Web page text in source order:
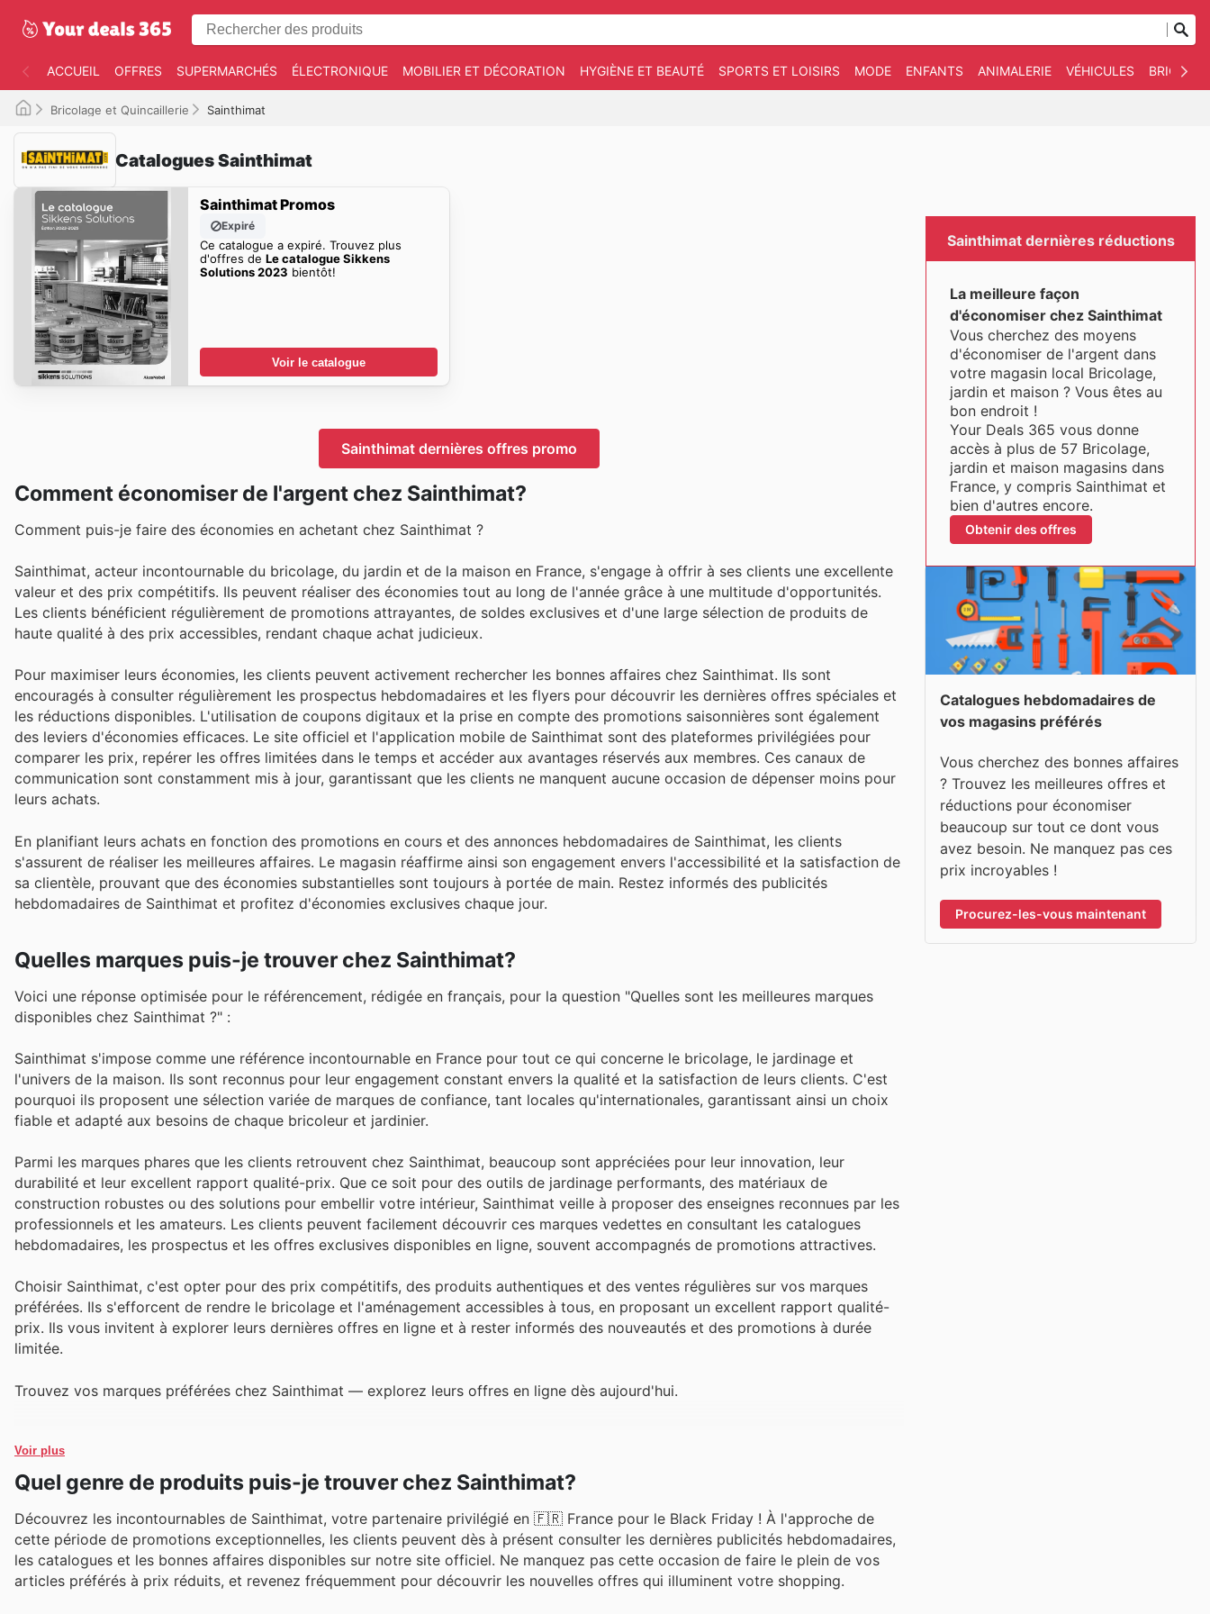
ACCUEIL OFFRES SUPERMARCHÉS ÉLECTRONIQUE MOBILIER ET DÉCORATION HYGIÈNE ET BEAUTÉ SPORTS ET LOISIRS MODE ENFANTS ANIMALERIE VÉHICULES
Bricolage et Quincaillerie Sainthimat
Catalogues Sainthimat
Sainthimat Promos
Expiré
Ce catalogue a expiré. Trouvez plus
d'offres de Le catalogue Sikkens
Solutions 2023 bientôt!
Voir le catalogue
Sainthimat dernières offres promo
Comment économiser de l'argent chez Sainthimat?
Comment puis-je faire des économies en achetant chez Sainthimat ?
Sainthimat, acteur incontournable du bricolage, du jardin et de la maison en France, s'engage à offrir à ses clients une excellente
valeur et des prix compétitifs. Ils peuvent réaliser des économies tout au long de l'année grâce à une multitude d'opportunités.
Les clients bénéficient régulièrement de promotions attrayantes, de soldes exclusives et d'une large sélection de produits de
haute qualité à des prix accessibles, rendant chaque achat judicieux.
Pour maximiser leurs économies, les clients peuvent activement rechercher les bonnes affaires chez Sainthimat. Ils sont
encouragés à consulter régulièrement les prospectus hebdomadaires et les flyers pour découvrir les dernières offres spéciales et
les réductions disponibles. L'utilisation de coupons digitaux et la prise en compte des promotions saisonnières sont également
des leviers d'économies efficaces. Le site officiel et l'application mobile de Sainthimat sont des plateformes privilégiées pour
comparer les prix, repérer les offres limitées dans le temps et accéder aux avantages réservés aux membres. Ces canaux de
communication sont constamment mis à jour, garantissant que les clients ne manquent aucune occasion de dépenser moins pour
leurs achats.
En planifiant leurs achats en fonction des promotions en cours et des annonces hebdomadaires de Sainthimat, les clients
s'assurent de réaliser les meilleures affaires. Le magasin réaffirme ainsi son engagement envers l'accessibilité et la satisfaction de
sa clientèle, prouvant que des économies substantielles sont toujours à portée de main. Restez informés des publicités
hebdomadaires de Sainthimat et profitez d'économies exclusives chaque jour.
Quelles marques puis-je trouver chez Sainthimat?
Voici une réponse optimisée pour le référencement, rédigée en français, pour la question "Quelles sont les meilleures marques
disponibles chez Sainthimat ?" :
Sainthimat s'impose comme une référence incontournable en France pour tout ce qui concerne le bricolage, le jardinage et
l'univers de la maison. Ils sont reconnus pour leur engagement constant envers la qualité et la satisfaction de leurs clients. C'est
pourquoi ils proposent une sélection variée de marques de confiance, tant locales qu'internationales, garantissant ainsi un choix
fiable et adapté aux besoins de chaque bricoleur et jardinier.
Parmi les marques phares que les clients retrouvent chez Sainthimat, beaucoup sont appréciées pour leur innovation, leur
durabilité et leur excellent rapport qualité-prix. Que ce soit pour des outils de jardinage performants, des matériaux de
construction robustes ou des solutions pour embellir votre intérieur, Sainthimat veille à proposer des enseignes reconnues par les
professionnels et les amateurs. Les clients peuvent facilement découvrir ces marques vedettes en consultant les catalogues
hebdomadaires, les prospectus et les offres exclusives disponibles en ligne, souvent accompagnés de promotions attractives.
Choisir Sainthimat, c'est opter pour des prix compétitifs, des produits authentiques et des ventes régulières sur vos marques
préférées. Ils s'efforcent de rendre le bricolage et l'aménagement accessibles à tous, en proposant un excellent rapport qualité-
prix. Ils vous invitent à explorer leurs dernières offres en ligne et à rester informés des nouveautés et des promotions à durée
limitée.
Trouvez vos marques préférées chez Sainthimat — explorez leurs offres en ligne dès aujourd'hui.
Voir plus
Quel genre de produits puis-je trouver chez Sainthimat?
Découvrez les incontournables de Sainthimat, votre partenaire privilégié en 🇫🇷 France pour le Black Friday ! À l'approche de
cette période de promotions exceptionnelles, les clients peuvent dès à présent consulter les dernières publicités hebdomadaires,
les catalogues et les bonnes affaires disponibles sur notre site officiel. Ne manquez pas cette occasion de faire le plein de vos
articles préférés à prix réduits, et revenez fréquemment pour découvrir les nouvelles offres qui illuminent votre shopping.
Sainthimat dernières réductions
La meilleure façon
d'économiser chez Sainthimat
Vous cherchez des moyens
d'économiser de l'argent dans
votre magasin local Bricolage,
jardin et maison ? Vous êtes au
bon endroit !
Your Deals 365 vous donne
accès à plus de 57 Bricolage,
jardin et maison magasins dans
France, y compris Sainthimat et
bien d'autres encore.
Obtenir des offres
Catalogues hebdomadaires de
vos magasins préférés
Vous cherchez des bonnes affaires
? Trouvez les meilleures offres et
réductions pour économiser
beaucoup sur tout ce dont vous
avez besoin. Ne manquez pas ces
prix incroyables !
Procurez-les-vous maintenant